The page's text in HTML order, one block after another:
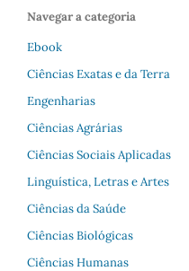
Navegar a categoria
Ebook
Ciências Exatas e da Terra
Engenharias
Ciências Agrárias
Ciências Sociais Aplicadas
Linguística, Letras e Artes
Ciências da Saúde
Ciências Biológicas
Ciências Humanas